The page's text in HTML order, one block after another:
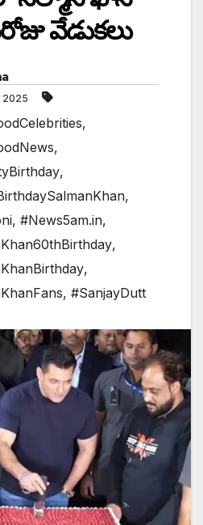
వేడుకలు
2025
,
,
,
,
, #News5am.in,
,
,
, #SanjayDutt